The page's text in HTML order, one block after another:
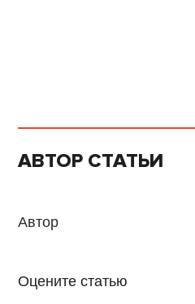
АВТОР СТАТЬИ
Автор
Оцените статью